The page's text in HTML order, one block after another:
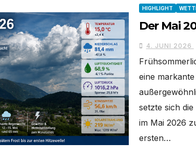
HIGHLIGHT
Der Mai
4. JUNI 2026
eine
setzte sich
im Mai 2026
ersten…